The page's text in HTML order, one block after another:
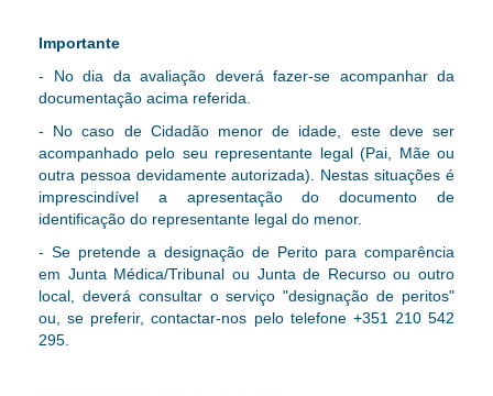
Importante
- No dia da avaliação deverá fazer-se acompanhar da
documentação acima referida.
- No caso de Cidadão menor de idade, este deve ser
acompanhado pelo seu representante legal (Pai, Mãe ou
outra pessoa devidamente autorizada). Nestas situações é
imprescindível a apresentação do documento de
identificação do representante legal do menor.
- Se pretende a designação de Perito para comparência
em Junta Médica/Tribunal ou Junta de Recurso ou outro
local, deverá consultar oserviço "designação de peritos"
ou, se preferir, contactar-nos pelo telefone +351 210 542
295